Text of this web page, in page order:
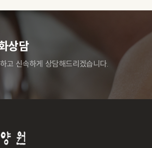
상담
고 신속하게 상담해드리겠습니다.